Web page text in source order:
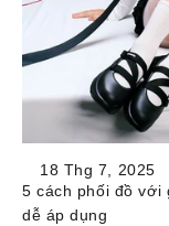
18 Thg 7, 2025
5 cách phối đồ với
dễ áp dụng